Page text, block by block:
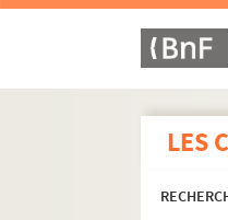
LES
Jules